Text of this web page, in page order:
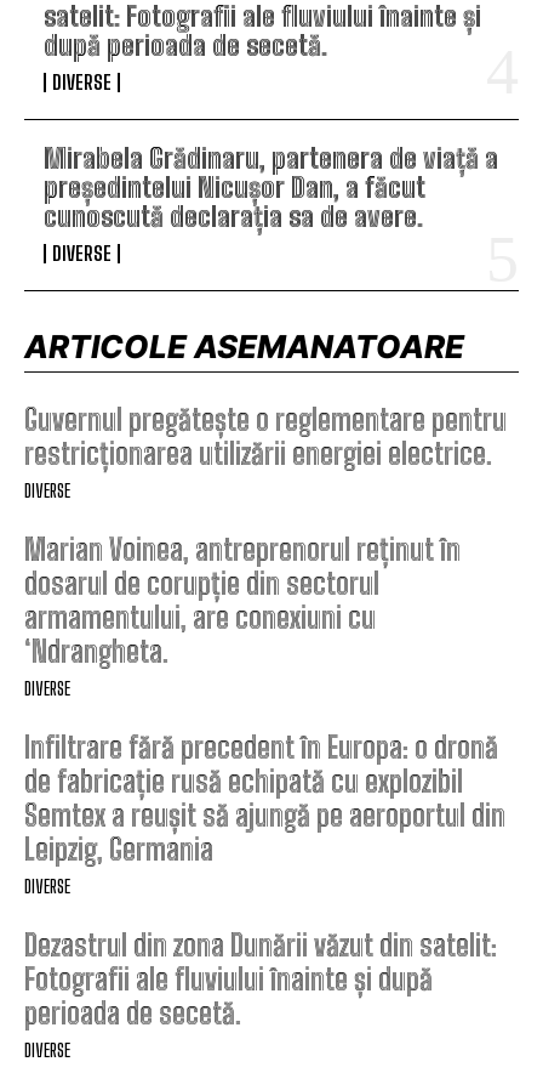
satelit: Fotografii ale fluviului înainte și
după perioada de secetă.
DIVERSE
Mirabela Grădinaru, partenera de viață a
președintelui Nicușor Dan, a făcut
cunoscută declarația sa de avere.
DIVERSE
ARTICOLE ASEMANATOARE
Guvernul pregătește o reglementare pentru
restricționarea utilizării energiei electrice.
DIVERSE
Marian Voinea, antreprenorul reținut în
dosarul de corupție din sectorul
armamentului, are conexiuni cu
‘Ndrangheta.
DIVERSE
Infiltrare fără precedent în Europa: o dronă
de fabricație rusă echipată cu explozibil
Semtex a reușit să ajungă pe aeroportul din
Leipzig, Germania
DIVERSE
Dezastrul din zona Dunării văzut din satelit:
Fotografii ale fluviului înainte și după
perioada de secetă.
DIVERSE